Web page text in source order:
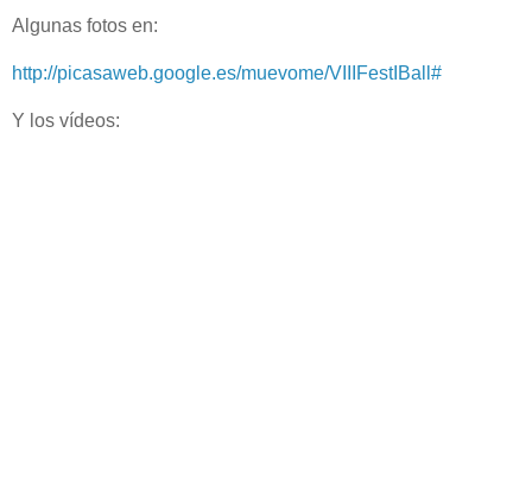
Algunas fotos en:
http://picasaweb.google.es/muevome/VIIIFestIBall#
Y los vídeos: